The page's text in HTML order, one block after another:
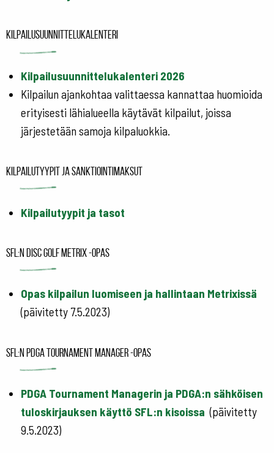
Kilpailusuunnittelukalenteri
Kilpailusuunnittelukalenteri 2026
Kilpailun ajankohtaa valittaessa kannattaa huomioida
erityisesti lähialueella käytävät kilpailut, joissa
järjestetään samoja kilpaluokkia.
Kilpailutyypit ja sanktiointimaksut
Kilpailutyypit ja tasot
SFL:n Disc Golf Metrix -opas
Opas kilpailun luomiseen ja hallintaan Metrixissä
(päivitetty 7.5.2023)
SFL:n PDGA Tournament Manager -opas
PDGA Tournament Managerin ja PDGA:n sähköisen
tuloskirjauksen käyttö SFL:n kisoissa (päivitetty
9.5.2023)